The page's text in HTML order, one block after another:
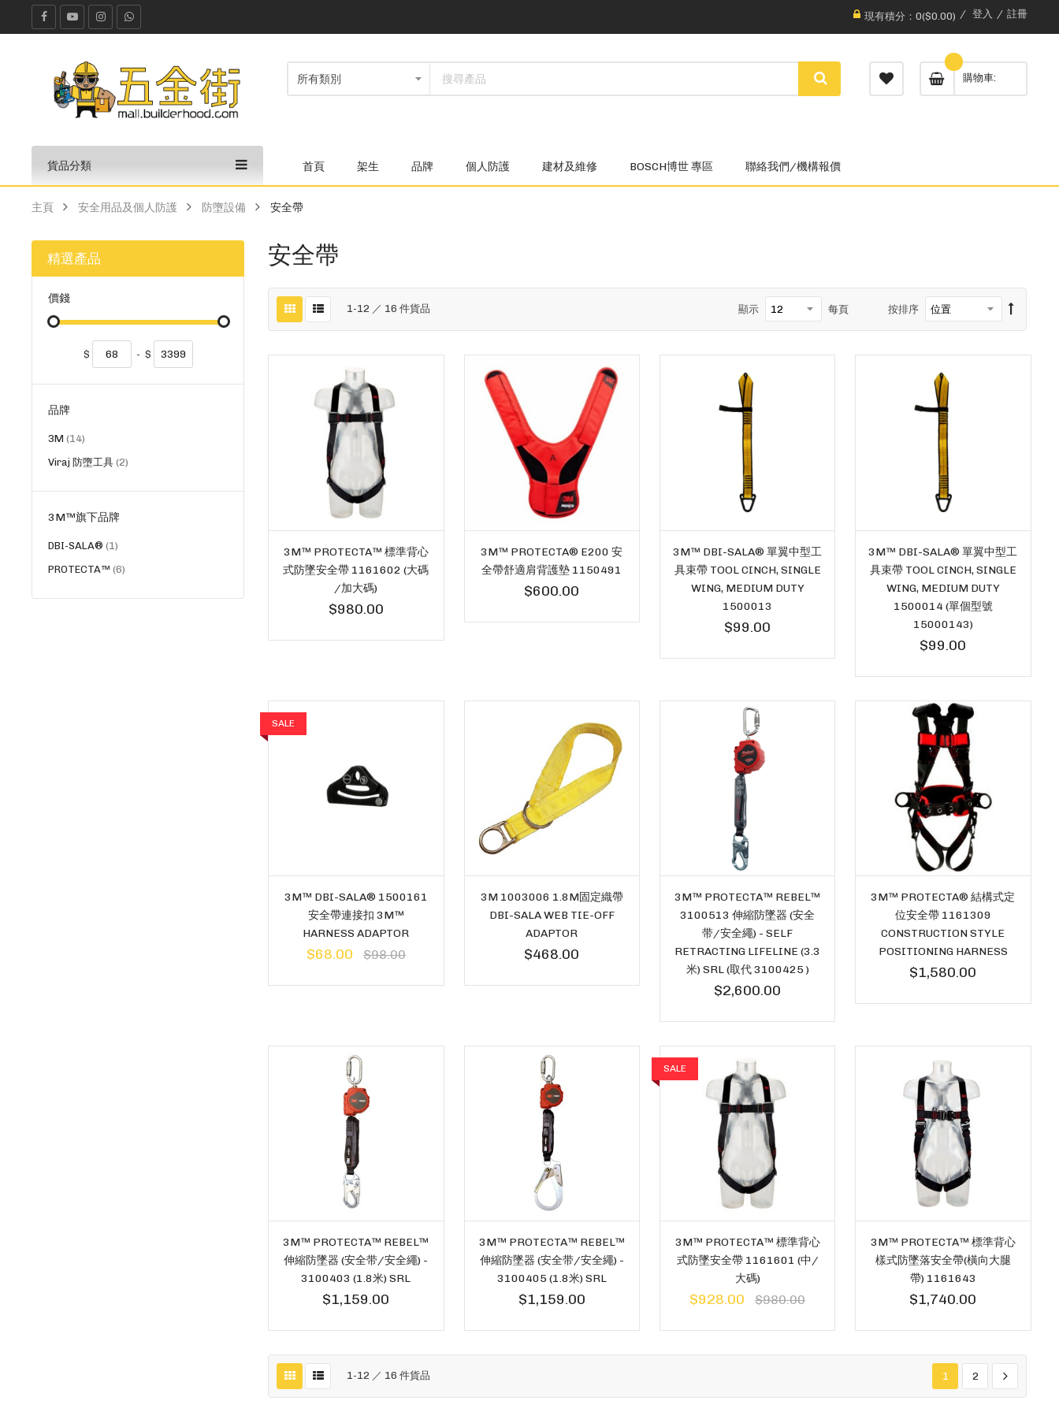
現有積分：0($0.00) 登入 註冊
購物車
貨品分類 首頁 架生 品牌 個人防護 建材及維修 BOSCH博世 專區 聯絡我們/機構報價
主頁 安全用品及個人防護 防墮設備 安全帶
安全帶
1-12 ／ 16 件貨品 按排序
顯示 每頁
3M™ PROTECTA™ 標準背心
式防墜安全帶 1161602 (大碼
/加大碼)
$980.00
3M™ PROTECTA® E200 安
全帶舒適肩背護墊 1150491
$600.00
3M™ DBI-SALA® 單翼中型工
具束帶 TOOL CINCH, SINGLE
WING, MEDIUM DUTY
1500013
$99.00
3M™ DBI-SALA® 單翼中型工
具束帶 TOOL CINCH, SINGLE
WING, MEDIUM DUTY
1500014 (單個型號
15000143)
$99.00
SALE
3M™ DBI-SALA® 1500161
安全帶連接扣 3M™
HARNESS ADAPTOR
$68.00 $98.00
3M 1003006 1.8M固定織帶
DBI-SALA WEB TIE-OFF
ADAPTOR
$468.00
3M™ PROTECTA™ REBEL™
3100513 伸縮防墜器 (安全
带/安全繩) - SELF
RETRACTING LIFELINE (3.3
米) SRL (取代 3100425 )
$2,600.00
3M™ PROTECTA® 結構式定
位安全帶 1161309
CONSTRUCTION STYLE
POSITIONING HARNESS
$1,580.00
3M™ PROTECTA™ REBEL™
伸縮防墜器 (安全带/安全繩) -
3100403 (1.8米) SRL
$1,159.00
3M™ PROTECTA™ REBEL™
伸縮防墜器 (安全带/安全繩) -
3100405 (1.8米) SRL
$1,159.00
SALE
3M™ PROTECTA™ 標準背心
式防墜安全帶 1161601 (中/
大碼)
$928.00 $980.00
3M™ PROTECTA™ 標準背心
樣式防墜落安全帶(橫向大腿
帶) 1161643
$1,740.00
1-12 ／ 16 件貨品 1 2
精選產品
價錢
$ - $
品牌
3M 14貨
品
Viraj 防墮工具 2貨
3M™旗下品牌
DBI-SALA® 1貨
PROTECTA™ 6貨